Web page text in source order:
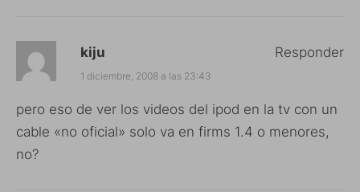
kiju
1 diciembre, 2008 a las 23:43
pero eso de ver los videos del ipod en la tv con un
cable «no oficial» solo va en firms 1.4 o menores,
no?
Responder